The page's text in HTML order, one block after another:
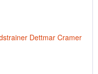
Dettmar Cramer